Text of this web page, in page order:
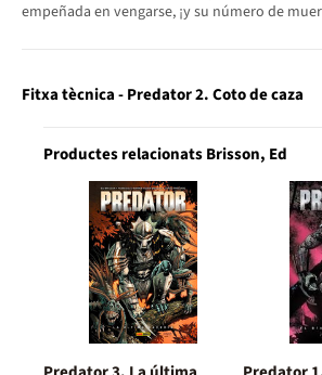
empeñada en vengarse, ¡y su número de
Fitxa tècnica - Predator 2. Coto de caza
Productes relacionats Brisson, Ed